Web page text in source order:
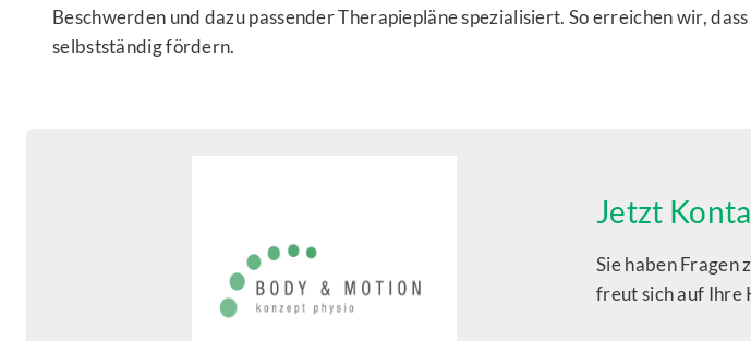
Beschwerden und dazu passender Therapiepläne spezialisiert. So erreichen wir,
selbstständig fördern.
Jetzt
Sie haben Fragen
freut sich auf Ihre